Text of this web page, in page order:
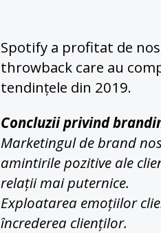
Spotify a profitat de
throwback care au
tendințele din 2019.
Concluzii privind
Marketingul de brand
amintirile pozitive ale
relații mai puternice.
Exploatarea emoțiilor
încrederea clienților.